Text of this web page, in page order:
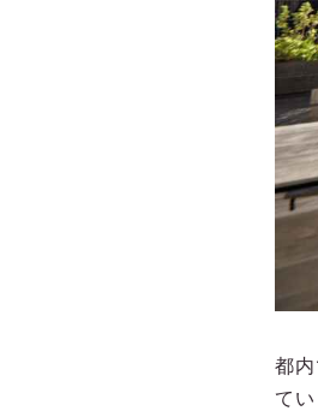
都
て